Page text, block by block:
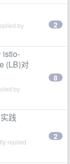
by 2
istio-
(LB)对
by
8
践
replied
2